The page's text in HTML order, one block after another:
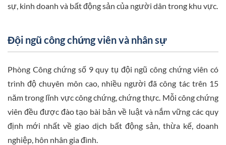
sự, kinh doanh và bất động sản của người dân trong khu vực.
Đội ngũ công chứng viên và nhân sự
Phòng Công chứng số 9 quy tụ đội ngũ công chứng viên có
trình độ chuyên môn cao, nhiều người đã công tác trên 15
năm trong lĩnh vực công chứng, chứng thực. Mỗi công chứng
viên đều được đào tạo bài bản về luật và nắm vững các quy
định mới nhất về giao dịch bất động sản, thừa kế, doanh
nghiệp, hôn nhân gia đình.